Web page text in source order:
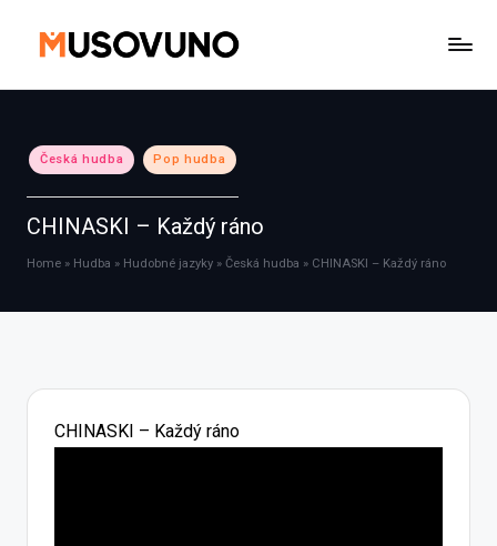
Posted
in
Česká hudba Pop hudba
CHINASKI – Každý ráno
Home » Hudba » Hudobné jazyky » Česká hudba » CHINASKI – Každý ráno
CHINASKI – Každý ráno